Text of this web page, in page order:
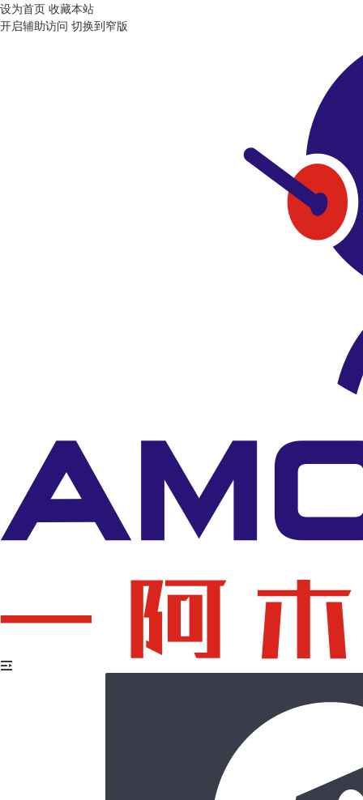
设为首页 收藏本站
开启辅助访问 切换到窄版